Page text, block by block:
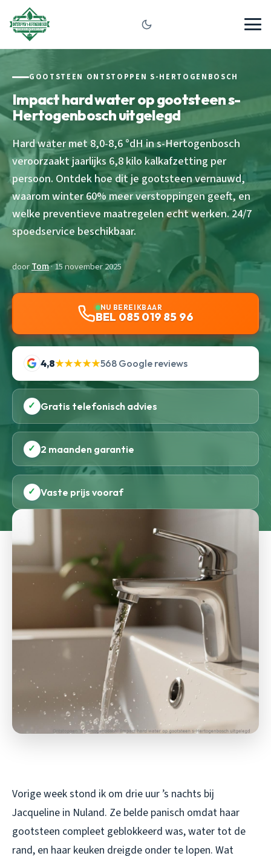
GOOTSTEEN ONTSTOPPEN S-HERTOGENBOSCH
Impact hard water op gootsteen s-
Hertogenbosch uitgelegd
Hard water met 8,0-8,6 °dH in s-Hertogenbosch
veroorzaakt jaarlijks 6,8 kilo kalkafzetting per
persoon. Ontdek hoe dit je gootsteen vernauwd,
waarom winter 60% meer verstoppingen geeft, en
welke preventieve maatregelen echt werken. 24/7
spoedservice beschikbaar.
doorTom· 15 november 2025
NU BEREIKBAAR
BEL 085 019 85 96
4,8★★★★★568 Google reviews
✓ Gratis telefonisch advies
✓ 2 maanden garantie
✓ Vaste prijs vooraf
Vorige week stond ik om drie uur ’s nachts bij
Jacqueline in Nuland. Ze belde panisch omdat haar
gootsteen compleet geblokkeerd was, water tot de
rand, en haar keuken dreigde onder te lopen. Wat